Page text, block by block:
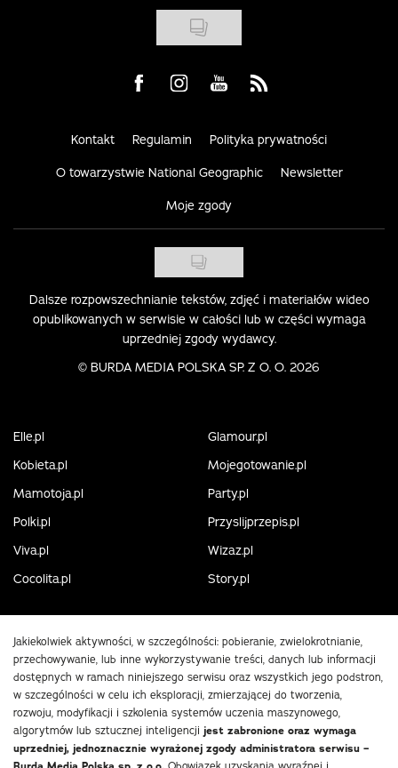
Visit us on Facebook
Visit us on Instagram
Visit us on Youtube
Visit us on Rss
Kontakt Regulamin Polityka prywatności
O towarzystwie National Geographic Newsletter
Moje zgody
Dalsze rozpowszechnianie tekstów, zdjęć i materiałów wideo
opublikowanych w serwisie w całości lub w części wymaga
uprzedniej zgody wydawcy.
© BURDA MEDIA POLSKA SP. Z O. O. 2026
Elle.pl
Glamour.pl
Kobieta.pl
Mojegotowanie.pl
Mamotoja.pl
Party.pl
Polki.pl
Przyslijprzepis.pl
Viva.pl
Wizaz.pl
Cocolita.pl
Story.pl
Jakiekolwiek aktywności, w szczególności: pobieranie, zwielokrotnianie,
przechowywanie, lub inne wykorzystywanie treści, danych lub informacji
dostępnych w ramach niniejszego serwisu oraz wszystkich jego podstron,
w szczególności w celu ich eksploracji, zmierzającej do tworzenia,
rozwoju, modyfikacji i szkolenia systemów uczenia maszynowego,
algorytmów lub sztucznej inteligencji jest zabronione oraz wymaga
uprzedniej, jednoznacznie wyrażonej zgody administratora serwisu –